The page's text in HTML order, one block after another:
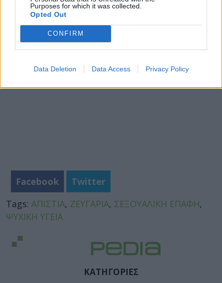
Purposes for which it was collected.
Opted Out
CONFIRM
Data Deletion Data Access Privacy Policy
σύντροφό τους.
The Telegraph
Facebook
Twitter
Tags: ΑΠΙΣΤΙΑ, ΖΕΥΓΑΡΙΑ, ΣΕΞΟΥΑΛΙΚΗ ΕΠΑΦΗ,
ΨΥΧΙΚΗ ΥΓΕΙΑ
ΚΑΤΗΓΟΡΙΕΣ